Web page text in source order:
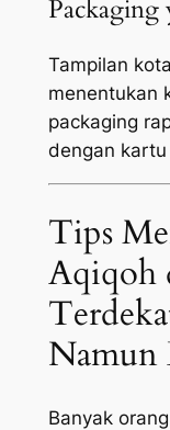
Packaging
Tampilan
menentukan
packaging
dengan
Tips
Aqiqoh
Namun
Banyak